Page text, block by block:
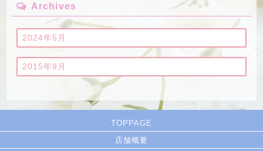
Archives
2024年5月
2015年9月
TOPPAGE
店舗概要